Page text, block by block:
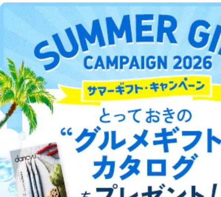
た者が法令の定める事務を遂行することに対して協力
する必要がある場合であって、本人の同意を得ること
により当該事務の遂行に支障を及ぼすおそれがあると
上記２．の利用目的を実施するために守秘義務を結ん
だ企業に、業務の一部として個人情報の取扱いを委
託・提供する場合、その業務に必要な範囲で委託・提
供先企業に個人情報を開示することがあります。
委託・提供先企業は具体的には以下のような企業です
が、これらに限りません。
委託先：カスタマーサポート支援会社 、クレジッ
トカード決済などの決済代行・料金回収会社、広
告配信サービス会社
提供先：出版社、出版物発売元、卸売会社、販売
店など商品の供給者、梱包会社、配送会社、新聞
販売店などの梱包・配送・配達会社
４．開示対象個人情報の「開示」「訂正」等の請求につ
いて
当社は、本人から、開示対象個人情報について利用目的
DOWNLOAD FOR ANDROID
ご利用方法はこちら
総合案内
アフィリエイト 採用情報
プレスリリース お問い合わせ
利用規約プライバシーポリシー 特定商取引法に基づく表示
出版社の皆様へ
投資家の皆様へサイトマップ